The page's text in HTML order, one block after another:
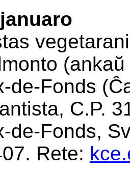
de-Fonds
C.P.
de-Fonds,
Rete: